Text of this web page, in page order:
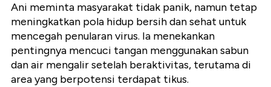
Ani meminta masyarakat tidak panik, namun tetap
meningkatkan pola hidup bersih dan sehat untuk
mencegah penularan virus. Ia menekankan
pentingnya mencuci tangan menggunakan sabun
dan air mengalir setelah beraktivitas, terutama di
area yang berpotensi terdapat tikus.